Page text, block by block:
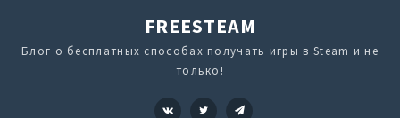
FREESTEAM
Блог о бесплатных способах получать игры в Steam и не
только!
VK Twitter